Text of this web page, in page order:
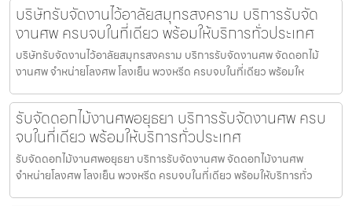
บริษัทรับจัดงานไว้อาลัยสมุทรสงคราม บริการรับจัด
งานศพ ครบจบในที่เดียว พร้อมให้บริการทั่วประเทศ
บริษัทรับจัดงานไว้อาลัยสมุทรสงคราม บริการรับจัดงานศพ จัดดอกไม้
งานศพ จำหน่ายโลงศพ โลงเย็น พวงหรีด ครบจบในที่เดียว พร้อมให
รับจัดดอกไม้งานศพอยุธยา บริการรับจัดงานศพ ครบ
จบในที่เดียว พร้อมให้บริการทั่วประเทศ
รับจัดดอกไม้งานศพอยุธยา บริการรับจัดงานศพ จัดดอกไม้งานศพ
จำหน่ายโลงศพ โลงเย็น พวงหรีด ครบจบในที่เดียว พร้อมให้บริการทั่ว